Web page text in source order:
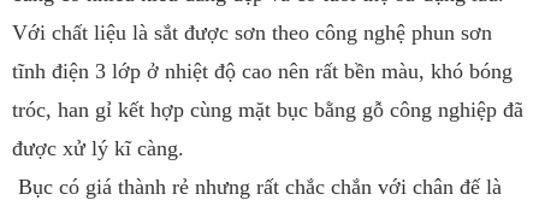
Với chất liệu là sắt được sơn theo công nghệ phun sơn
tĩnh điện 3 lớp ở nhiệt độ cao nên rất bền màu, khó bóng
tróc, han gỉ kết hợp cùng mặt bục bằng gỗ công nghiệp đã
được xử lý kĩ càng.
Bục có giá thành rẻ nhưng rất chắc chắn với chân đế là